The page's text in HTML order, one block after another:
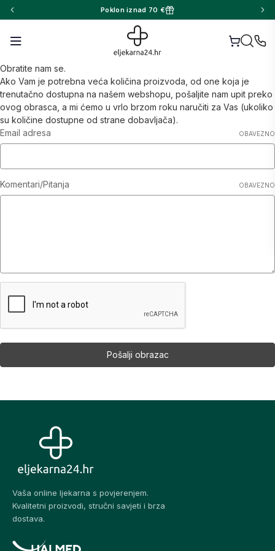
Poklon iznad 70 €
Obratite nam se.
Ako Vam je potrebna veća količina proizvoda, od one koja je
trenutačno dostupna na našem webshopu, pošaljite nam upit preko
ovog obrasca, a mi ćemo u vrlo brzom roku naručiti za Vas (ukoliko
su količine dostupne od strane dobavljača).
Email adresa
OBAVEZNO
Komentari/Pitanja OBAVEZNO
Vaša online ljekarna s povjerenjem.
Kvalitetni proizvodi, stručni savjeti i brza
dostava.